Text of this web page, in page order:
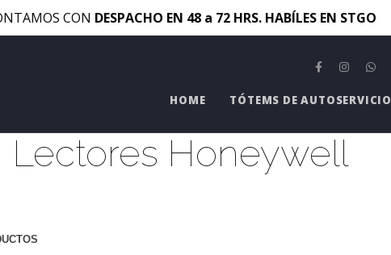
CON DESPACHO EN 48 a 72 HRS. HABÍLES EN STGO
HOME TÓTEMS DE AUTOSERVICIO
Lectores Honeywell